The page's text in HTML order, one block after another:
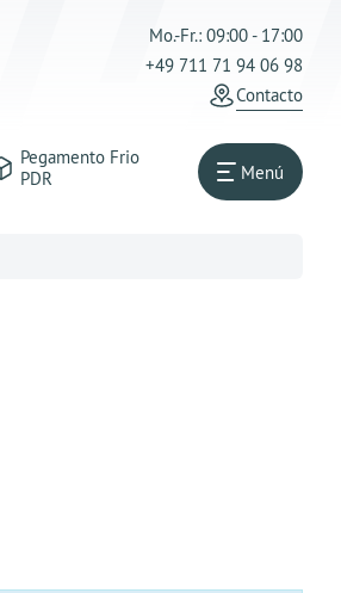
Mo.-Fr.: 09:00 - 17:00
+49 711 71 94 06 98
Contacto
Pegamento Frio
PDR
Menú